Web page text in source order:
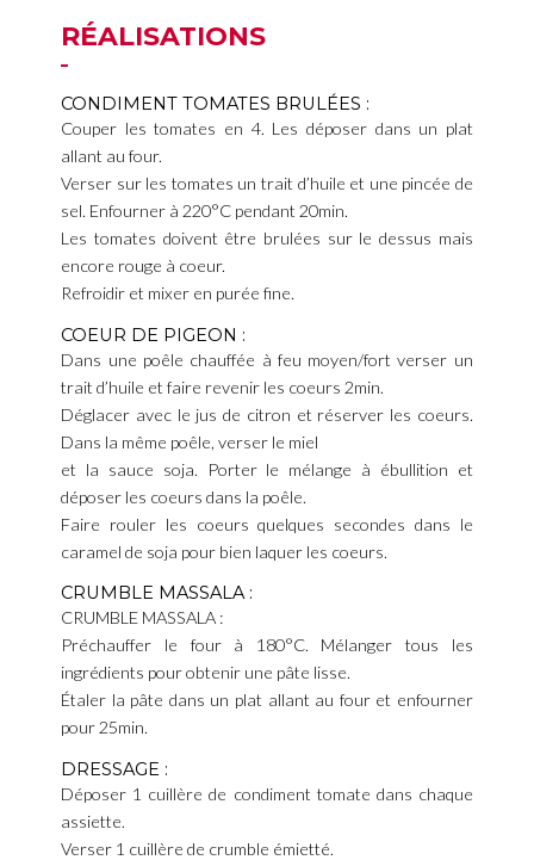
RÉALISATIONS
CONDIMENT TOMATES BRULÉES :
Couper les tomates en 4. Les déposer dans un plat
allant au four.
Verser sur les tomates un trait d’huile et une pincée de
sel. Enfourner à 220°C pendant 20min.
Les tomates doivent être brulées sur le dessus mais
encore rouge à coeur.
Refroidir et mixer en purée fine.
COEUR DE PIGEON :
Dans une poêle chauffée à feu moyen/fort verser un
trait d’huile et faire revenir les coeurs 2min.
Déglacer avec le jus de citron et réserver les coeurs.
Dans la même poêle, verser le miel
et la sauce soja. Porter le mélange à ébullition et
déposer les coeurs dans la poêle.
Faire rouler les coeurs quelques secondes dans le
caramel de soja pour bien laquer les coeurs.
CRUMBLE MASSALA :
CRUMBLE MASSALA :
Préchauffer le four à 180°C. Mélanger tous les
ingrédients pour obtenir une pâte lisse.
Étaler la pâte dans un plat allant au four et enfourner
pour 25min.
DRESSAGE :
Déposer 1 cuillère de condiment tomate dans chaque
assiette.
Verser 1 cuillère de crumble émietté.